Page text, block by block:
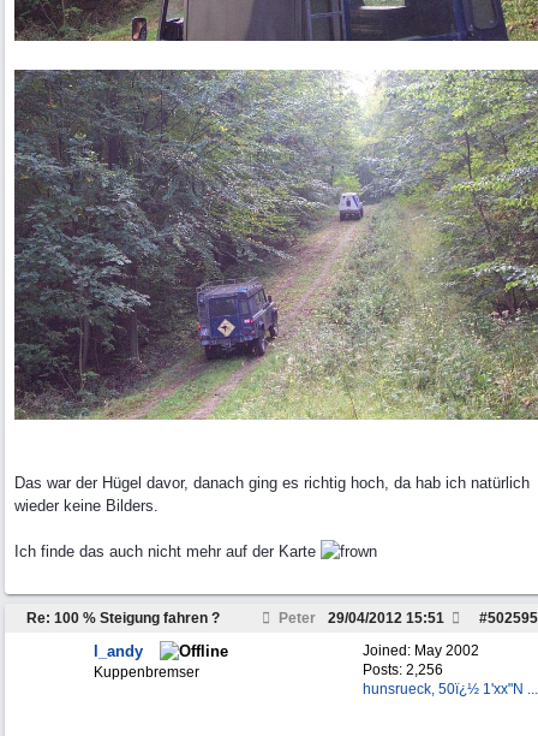
Das war der Hügel davor, danach ging es richtig hoch, da hab ich natürlich
wieder keine Bilders.
Ich finde das auch nicht mehr auf der Karte
Re: 100 % Steigung fahren ? Peter #502595
29/04/2012 15:51
Joined: May 2002
Posts: 2,256
hunsrueck, 50ï¿½ 1'xx"N ...
l_andy
Kuppenbremser